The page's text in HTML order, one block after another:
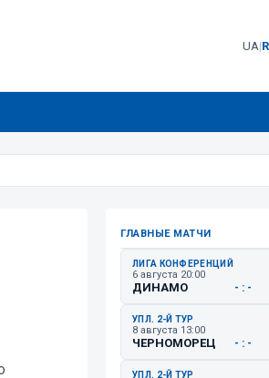
UA|
ГЛАВНЫЕ МАТЧИ
ЛИГА КОНФЕРЕНЦИЙ
6 августа 20:00
ДИНАМО - : -
УПЛ. 2-Й ТУР
8 августа 13:00
ЧЕРНОМОРЕЦ - : -
УПЛ. 2-Й ТУР